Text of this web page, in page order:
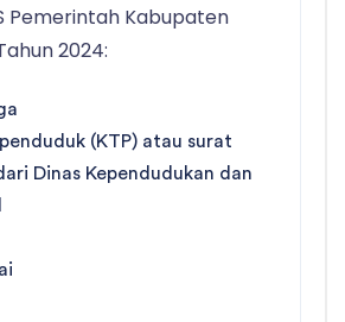
Pemerintah Kabupaten
2024:
(KTP) atau surat
Dinas Kependudukan dan